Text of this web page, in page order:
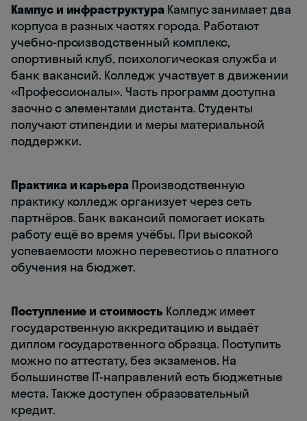
Кампус и инфраструктура Кампус занимает два
корпуса в разных частях города. Работают
учебно-производственный комплекс,
спортивный клуб, психологическая служба и
банк вакансий. Колледж участвует в движении
«Профессионалы». Часть программ доступна
заочно с элементами дистанта. Студенты
получают стипендии и меры материальной
поддержки.
Практика и карьера Производственную
практику колледж организует через сеть
партнёров. Банк вакансий помогает искать
работу ещё во время учёбы. При высокой
успеваемости можно перевестись с платного
обучения на бюджет.
Поступление и стоимость Колледж имеет
государственную аккредитацию и выдаёт
диплом государственного образца. Поступить
можно по аттестату, без экзаменов. На
большинстве IT-направлений есть бюджетные
места. Также доступен образовательный
кредит.